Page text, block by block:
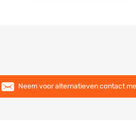
Neem voor alternatieven contact